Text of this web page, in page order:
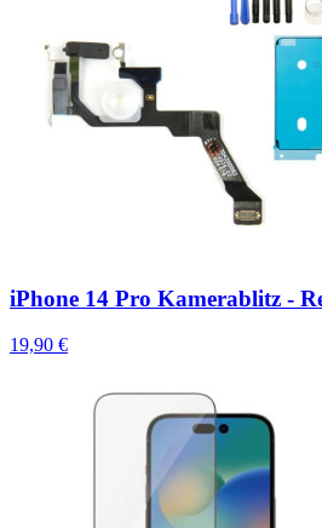
iPhone 14 Pro Kamerablitz -
19,90 €